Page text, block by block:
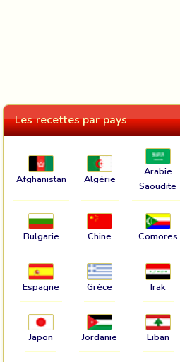
Les recettes par pays
Afghanistan Algérie
Arabie
Saoudite
Bulgarie Chine Comores
Espagne Grèce Irak
Japon Jordanie Liban